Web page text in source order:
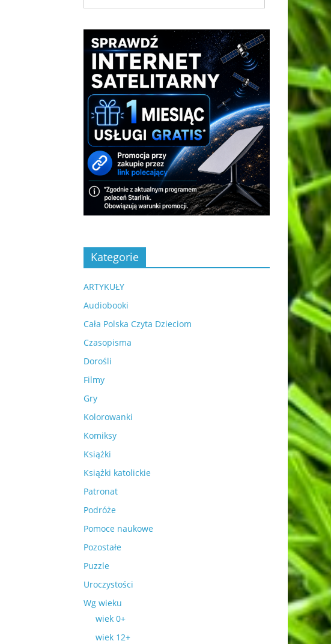
Kategorie
ARTYKUŁY
Audiobooki
Cała Polska Czyta Dzieciom
Czasopisma
Dorośli
Filmy
Gry
Kolorowanki
Komiksy
Książki
Książki katolickie
Patronat
Podróże
Pomoce naukowe
Pozostałe
Puzzle
Uroczystości
Wg wieku
wiek 0+
wiek 12+